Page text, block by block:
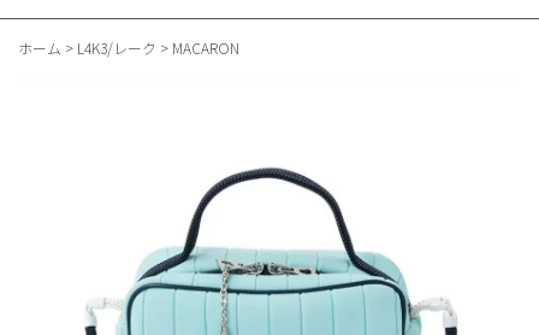
ホーム > L4K3/レーク > MACARON